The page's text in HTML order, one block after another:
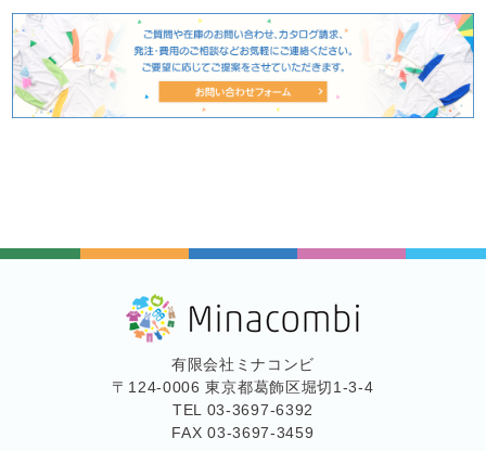
有限会社ミナコンビ
〒124-0006 東京都葛飾区堀切1-3-4
TEL 03-3697-6392
FAX 03-3697-3459